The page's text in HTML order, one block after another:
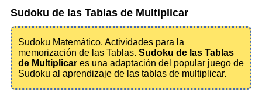
Sudoku de las Tablas de Multiplicar
Sudoku Matemático. Actividades para la
memorización de las Tablas. Sudoku de las Tablas
de Multiplicar es una adaptación del popular juego de
Sudoku al aprendizaje de las tablas de multiplicar.